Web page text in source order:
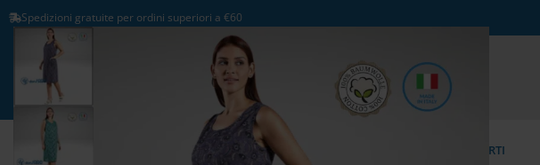
Spedizioni gratuite per ordini superiori a €60
DONNA CASA
INTIMO ABBIGLIAMENTO COSTUMI MARE E PAREO TAGLIE FORTI